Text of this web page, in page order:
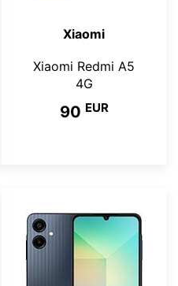
Xiaomi
Xiaomi Redmi A5
4G
90 EUR